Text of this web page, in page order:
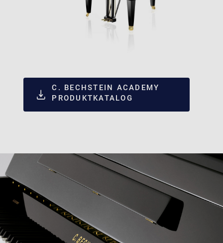
C. BECHSTEIN ACADEMY
PRODUKTKATALOG